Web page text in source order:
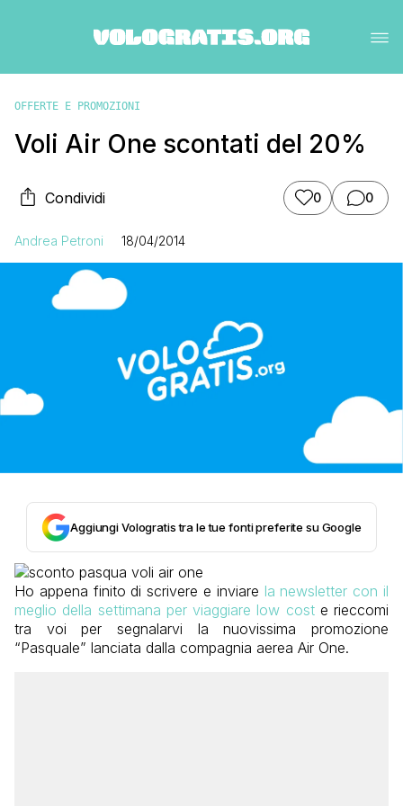
OFFERTE E PROMOZIONI
Voli Air One scontati del 20%
Condividi 0 0
Andrea Petroni 18/04/2014
Aggiungi Vologratis tra le tue fonti preferite su Google
Ho appena finito di scrivere e inviare la newsletter con il
meglio della settimana per viaggiare low coste rieccomi
tra voi per segnalarvi la nuovissima promozione
“Pasquale” lanciata dalla compagnia aerea Air One.